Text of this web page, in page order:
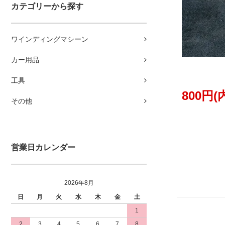
カテゴリーから探す
ワインディングマシーン
カー用品
工具
その他
営業日カレンダー
2026年8月
日
月 火 水 木 金
土
1
800円(